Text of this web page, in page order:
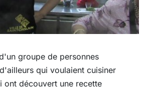
groupe de personnes
qui voulaient cuisiner
ont découvert une recette